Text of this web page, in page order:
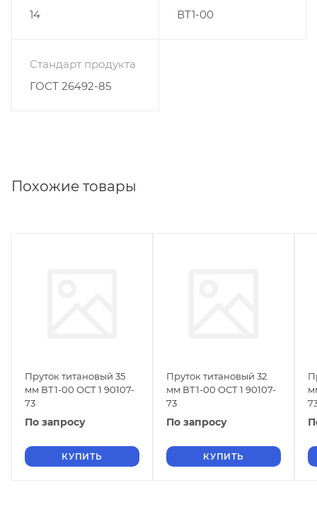
14
ВТ1-00
Стандарт продукта
ГОСТ 26492-85
Похожие товары
Пруток титановый 35
мм ВТ1-00 ОСТ 1 90107-
73
По запросу
КУПИТЬ
Пруток титановый 32
мм ВТ1-00 ОСТ 1 90107-
73
По запросу
КУПИТЬ